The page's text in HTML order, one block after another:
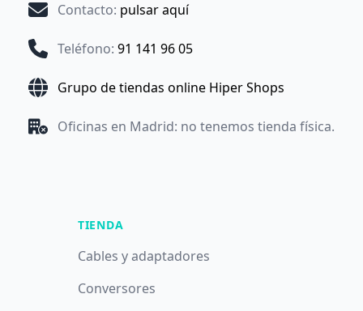
Contacto: pulsar aquí
Teléfono: 91 141 96 05
Grupo de tiendas online Hiper Shops
Oficinas en Madrid: no tenemos tienda física.
TIENDA
Cables y adaptadores
Conversores